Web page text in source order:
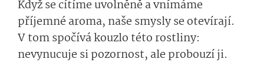
Když se cítíme uvolněně a vnímáme
příjemné aroma, naše smysly se otevírají.
V tom spočívá kouzlo této rostliny:
nevynucuje si pozornost, ale probouzí ji.